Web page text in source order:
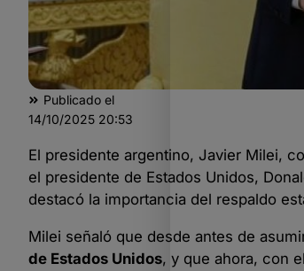
Publicado el
14/10/2025 20:53
El presidente argentino, Javier Milei,
el presidente de Estados Unidos,
destacó la importancia del respaldo
Milei señaló que desde antes de
de Estados Unidos, y que ahora, con